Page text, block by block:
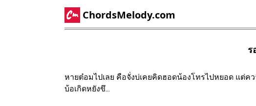
ChordsMelody.com
ร
หายต๋อมไปเลย คือจั่งบ่เคยคิดฮอดน้องโทรไปหยอด แต่
บ้อเกิดหยังขึ...